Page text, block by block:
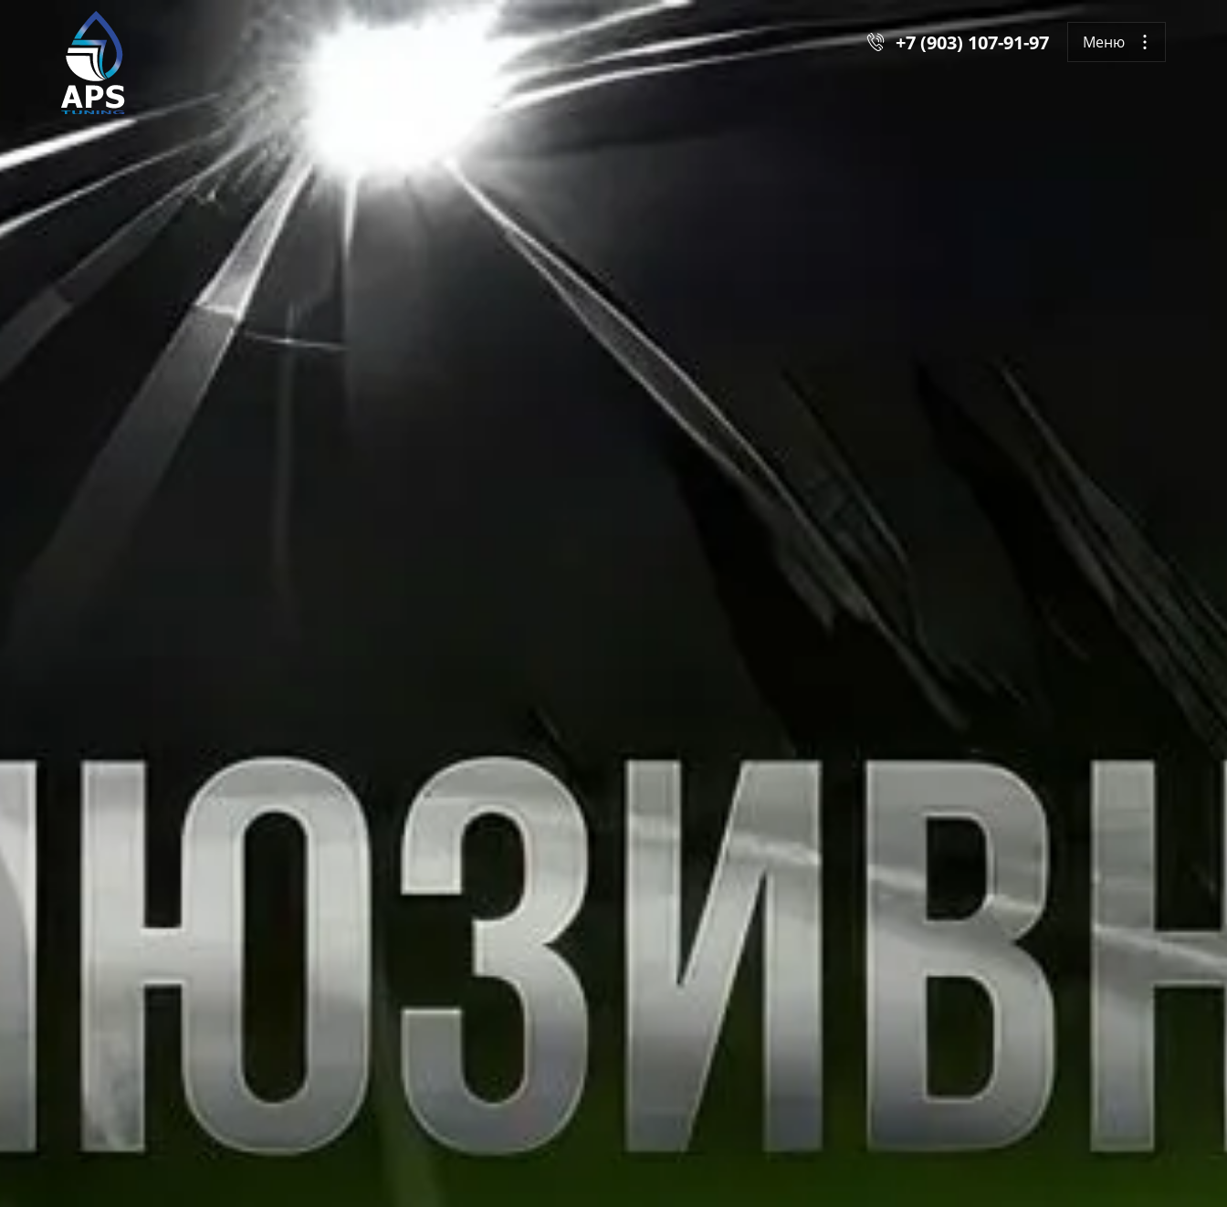
+7 (903) 107-91-97 Меню